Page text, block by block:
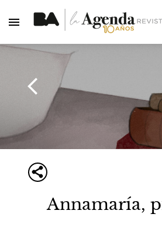
Annamaría,